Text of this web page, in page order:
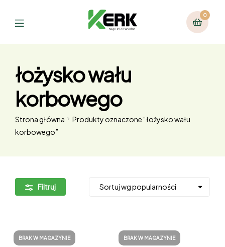
0
łożysko wału
korbowego
Strona główna
Produkty oznaczone “łożysko wału
korbowego”
Filtruj
BRAK W MAGAZYNIE BRAK W MAGAZYNIE